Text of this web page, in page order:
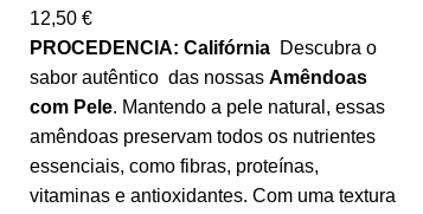
12,50 €
PROCEDENCIA: Califórnia Descubra o
sabor autêntico das nossas Amêndoas
com Pele. Mantendo a pele natural, essas
amêndoas preservam todos os nutrientes
essenciais, como fibras, proteínas,
vitaminas e antioxidantes. Com uma textura